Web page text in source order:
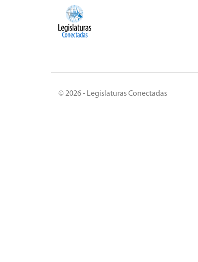
© 2026 - Legislaturas Conectadas